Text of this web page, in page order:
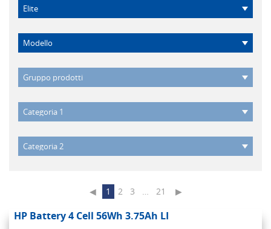
◀ 1 2 3 … 21 ▶
HP Battery 4 Cell 56Wh 3.75Ah LI